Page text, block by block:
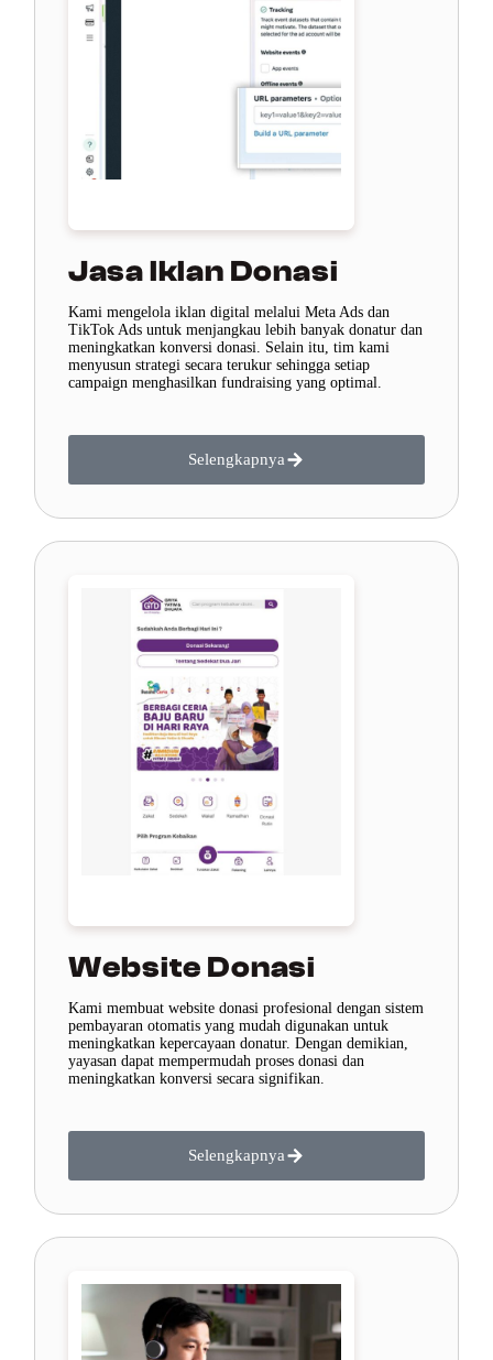
Jasa Iklan Donasi
Kami mengelola iklan digital melalui Meta Ads dan
TikTok Ads untuk menjangkau lebih banyak donatur dan
meningkatkan konversi donasi. Selain itu, tim kami
menyusun strategi secara terukur sehingga setiap
campaign menghasilkan fundraising yang optimal.
Selengkapnya
Website Donasi
Kami membuat website donasi profesional dengan sistem
pembayaran otomatis yang mudah digunakan untuk
meningkatkan kepercayaan donatur. Dengan demikian,
yayasan dapat mempermudah proses donasi dan
meningkatkan konversi secara signifikan.
Selengkapnya